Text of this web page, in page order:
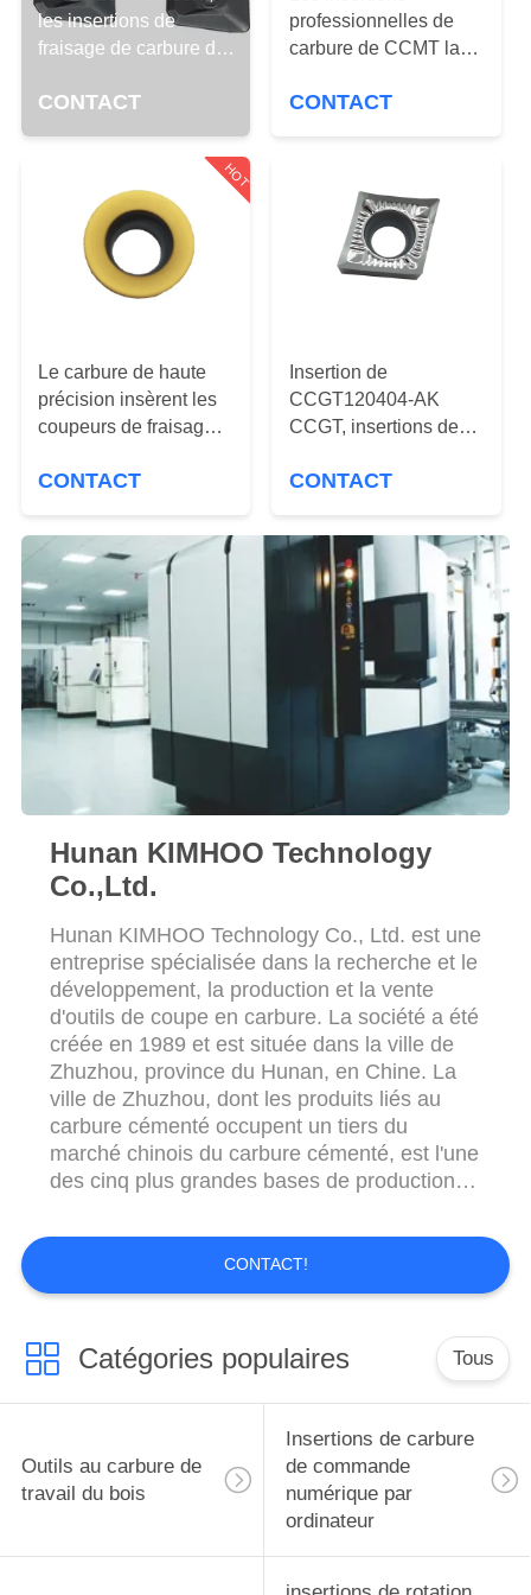
CONTRÔLE
DE
QUALITÉ
CONTACTEZ-
NOUS
DEMANDEZ
UNE
CITATION
PLAN
DU
SITE
POLITIQUE
DE
CONFIDENTIALITÉ
les insertions de
fraisage de carbure de
CONTACT
professionnelles de
carbure de CCMT la
CCMT120408-OTM
CONTACT
HOT
Le carbure de haute
précision insèrent les
coupeurs de fraisage
CONTACT
Insertion de
CCGT120404-AK
CCGT, insertions de
pour l'outil de rotation
CONTACT
Hunan KIMHOO Technology
Co.,Ltd.
Hunan KIMHOO Technology Co., Ltd. est une
entreprise spécialisée dans la recherche et le
développement, la production et la vente
d'outils de coupe en carbure. La société a été
créée en 1989 et est située dans la ville de
Zhuzhou, province du Hunan, en Chine. La
ville de Zhuzhou, dont les produits liés au
carbure cémenté occupent un tiers du
marché chinois du carbure cémenté, est l'une
des cinq plus grandes bases de production
Sur la base des avantages du cluster
industriel local du carbure cémenté et de la
demande actuelle du marché, la principale ...
CONTACT!
Catégories populaires Tous
Outils au carbure de
travail du bois
Insertions de carbure
de commande
numérique par
ordinateur